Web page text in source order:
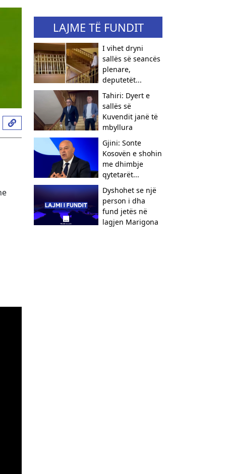
LAJME TË FUNDIT
I vihet dryni
sallës së seancës
plenare,
deputetët...
Tahiri: Dyert e
sallës së
Kuvendit janë të
mbyllura
Gjini: Sonte
Kosovën e shohin
me dhimbje
qytetarët...
Dyshohet se një
person i dha
fund jetës në
lagjen Marigona